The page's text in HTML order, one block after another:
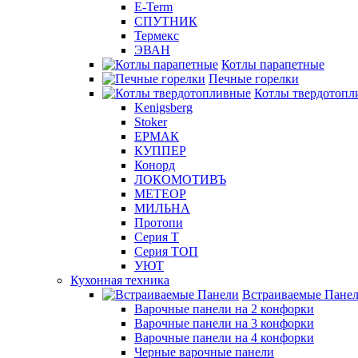
E-Term
СПУТНИК
Термекс
ЭВАН
Котлы парапетные
Печные горелки
Котлы
Kenigsberg
Stoker
ЕРМАК
КУППЕР
Конорд
ЛОКОМОТИВЪ
МЕТЕОР
МИЛЬНА
Протопи
Серия Т
Серия ТОП
УЮТ
Кухонная техника
Встраиваемые
Варочные панели на 2 конфорки
Варочные панели на 3 конфорки
Варочные панели на 4 конфорки
Черные варочные панели